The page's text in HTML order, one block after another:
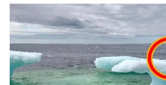
ಹ್ಯಾಂಡ್ ಹೆಲ್ಡ್ ಮೆಟಲ್ ಡಿಟೆಕ್ಟರ್,
ಡಿಟೆಕ್ಟರ್, ಮತ್ತು ಸ್ಕ್ಯಾನರ್‌ಗಳ
ಪರಿಶೀಲಿಸಲಾಗುತ್ತಿದೆ.